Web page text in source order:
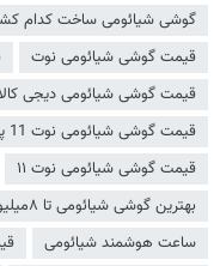
گوشی شیائومی ساخت کدام
قیمت گوشی شیائومی نوت
قیمت گوشی شیائومی دیجی کالا
قیمت گوشی شیائومی نوت 11 پرو دیجی کالا
قیمت گوشی شیائومی نوت ۱۱
بهترین گوشی شیائومی تا ۸میلیون
ساعت هوشمند شیائومی